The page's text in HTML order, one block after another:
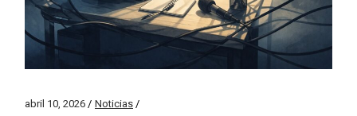
abril 10, 2026
Noticias